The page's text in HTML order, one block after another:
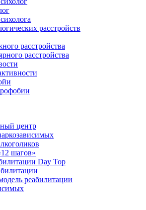
расстройств
расстройства
расстройства
центр
шагов»
Day Top
реабилитации